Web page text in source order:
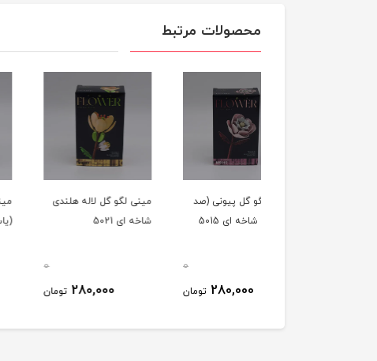
محصولات مرتبط
مینی لگو گل لاله هلندی
شاخه ای 5021
280,000
مینی لگو گل گاردنیا
(یاسمن) شاخه ای 5018
280,000